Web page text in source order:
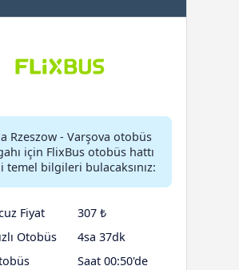
Rzeszow - Varşova otobüs
için FlixBus otobüs hattı
temel bilgileri bulacaksınız:
Fiyat
307 ₺
Otobüs
4sa 37dk
Saat 00:50'de